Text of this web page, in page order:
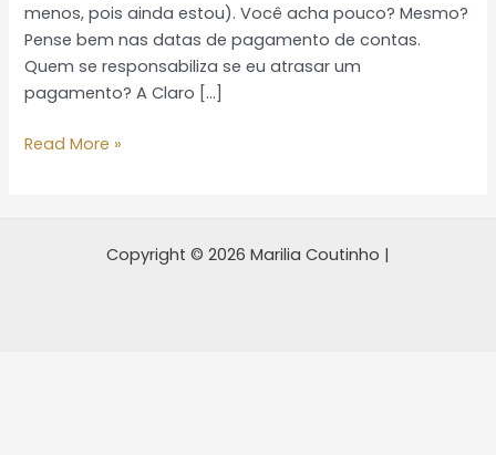
menos, pois ainda estou). Você acha pouco? Mesmo?
Pense bem nas datas de pagamento de contas.
Quem se responsabiliza se eu atrasar um
pagamento? A Claro […]
sem
banda
larga
Read More »
Copyright © 2026 Marilia Coutinho |